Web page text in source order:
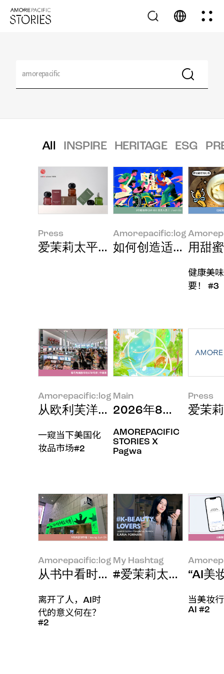
All INSPIRE HERITAGE ESG
Press
爱茉莉太平洋荣获2026红点奖两
Amorepacific:log
如何创造适合所有人
用甜
健康美
要！ #3
Amorepacific:log
从欧利芙洋进军美国市场看K-
一窥当下美国化
妆品市场#2
Main
2026年8月印象
AMOREPACIFIC
STORIES X
Pagwa
Press
爱茉
Amorepacific:log
从书中看时代风貌
离开了人，AI时
代的意义何在？
#2
My Hashtag
#爱茉莉太平洋“AI美
当美妆
AI #2